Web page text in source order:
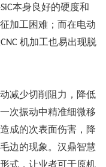
本身良好的硬度和
加工困难；而在电动
CNC 机加工也易出现脱
减少切削阻力，降低
次振动中精准细微移
成的次表面伤害，降
边的现象。汉鼎智慧
式，让业者可于原机